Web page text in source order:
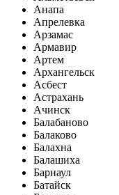
Анапа
Апрелевка
Арзамас
Армавир
Артем
Архангельск
Асбест
Астрахань
Ачинск
Балабаново
Балаково
Балахна
Балашиха
Барнаул
Батайск